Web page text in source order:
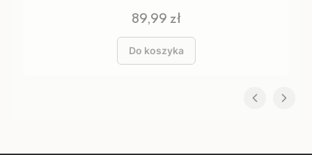
Cena
89,99 zł
Do koszyka